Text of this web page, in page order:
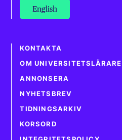
English
KONTAKTA
OM
ANNONSERA
NYHETSBREV
TIDNINGSARKIV
KORSORD